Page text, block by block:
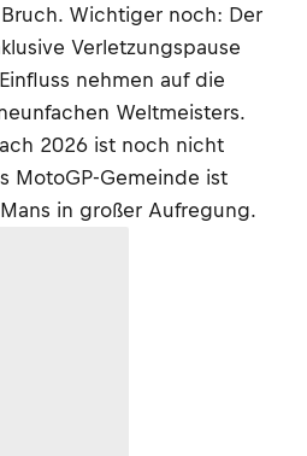
Wichtiger noch: Der
Verletzungspause
nehmen auf die
Weltmeisters.
2026 ist noch nicht
MotoGP-Gemeinde ist
in großer Aufregung.